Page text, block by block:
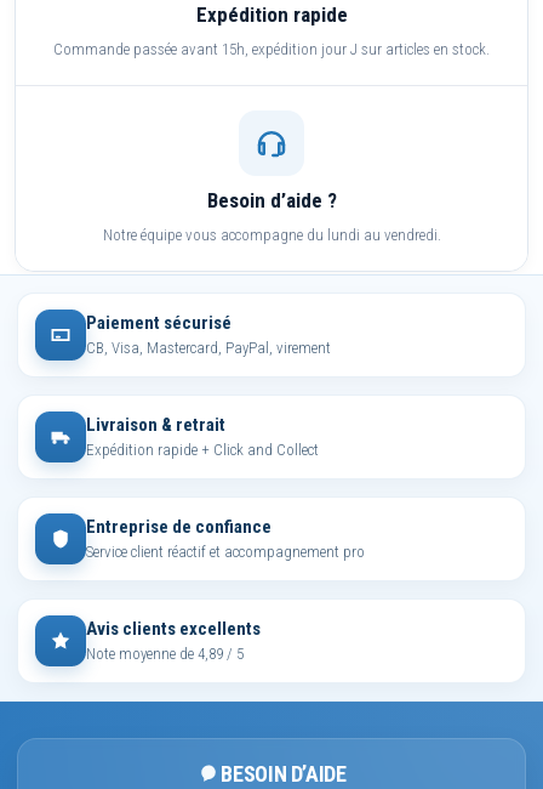
Expédition rapide
Commande passée avant 15h, expédition jour J sur articles en stock.
Besoin d’aide ?
Notre équipe vous accompagne du lundi au vendredi.
Paiement sécurisé
CB, Visa, Mastercard, PayPal, virement
Livraison & retrait
Expédition rapide + Click and Collect
Entreprise de confiance
Service client réactif et accompagnement pro
Avis clients excellents
Note moyenne de 4,89 / 5
BESOIN D’AIDE